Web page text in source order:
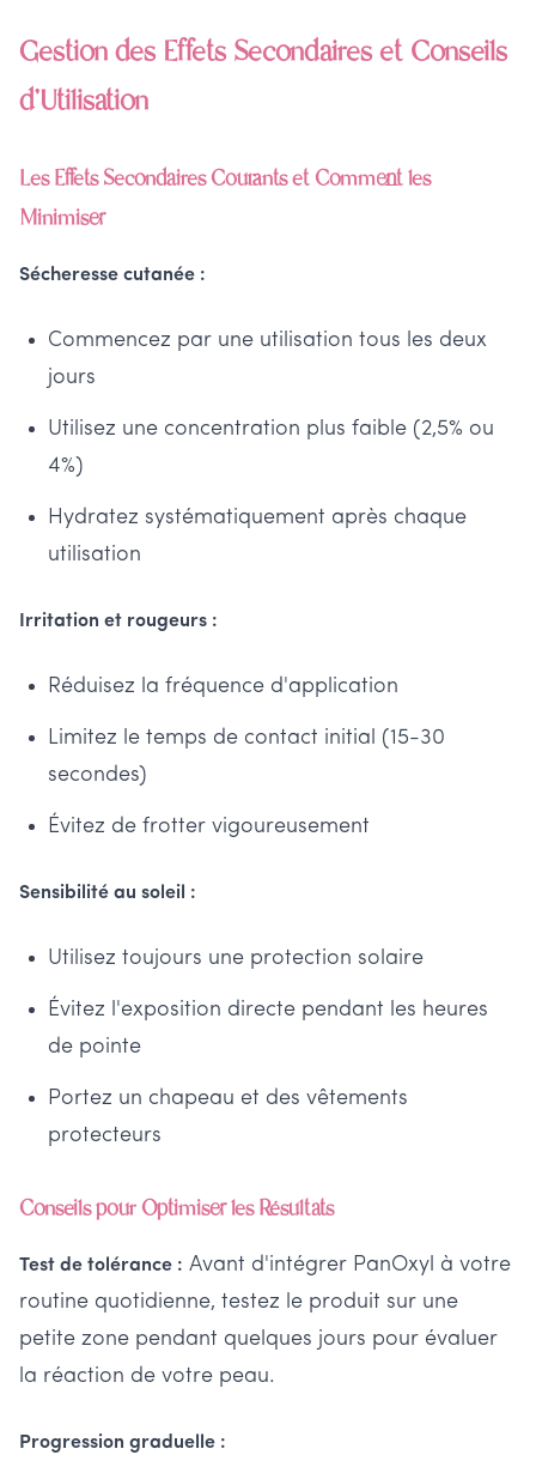
Gestion des Effets Secondaires et Conseils
d'Utilisation
Les Effets Secondaires Courants et Comment les
Minimiser
Sécheresse cutanée :
Commencez par une utilisation tous les deux
jours
Utilisez une concentration plus faible (2,5% ou
4%)
Hydratez systématiquement après chaque
utilisation
Irritation et rougeurs :
Réduisez la fréquence d'application
Limitez le temps de contact initial (15-30
secondes)
Évitez de frotter vigoureusement
Sensibilité au soleil :
Utilisez toujours une protection solaire
Évitez l'exposition directe pendant les heures
de pointe
Portez un chapeau et des vêtements
protecteurs
Conseils pour Optimiser les Résultats
Test de tolérance : Avant d'intégrer PanOxyl à votre
routine quotidienne, testez le produit sur une
petite zone pendant quelques jours pour évaluer
la réaction de votre peau.
Progression graduelle :